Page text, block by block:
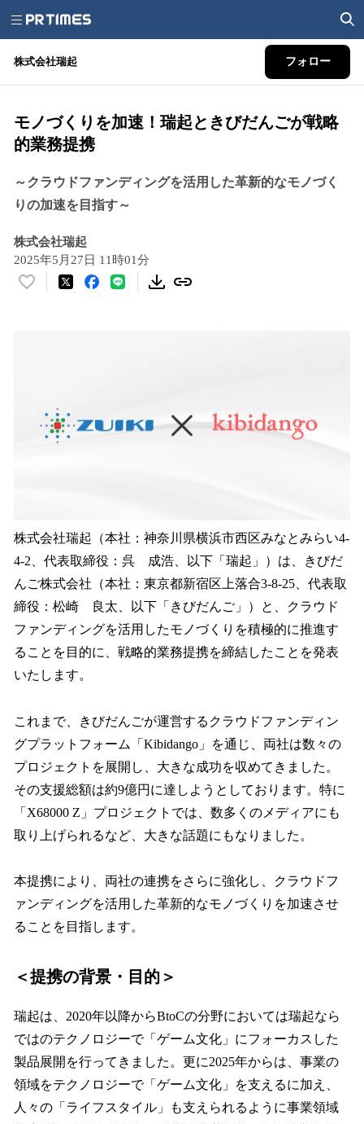
株式会社瑞起 フォロー
モノづくりを加速！瑞起ときびだんごが戦略
的業務提携
～クラウドファンディングを活用した革新的なモノづく
りの加速を目指す～
株式会社瑞起
2025年5月27日 11時01分
い
株式会社瑞起（本社：神奈川県横浜市西区みなとみらい4‐
4‐2、代表取締役：呉 成浩、以下「瑞起」）は、きびだ
んご株式会社（本社：東京都新宿区上落合3-8-25、代表取
締役：松崎 良太、以下「きびだんご」）と、クラウド
ファンディングを活用したモノづくりを積極的に推進す
ることを目的に、戦略的業務提携を締結したことを発表
いたします。
これまで、きびだんごが運営するクラウドファンディン
グプラットフォーム「Kibidango」を通じ、両社は数々の
プロジェクトを展開し、大きな成功を収めてきました。
その支援総額は約9億円に達しようとしております。特に
「X68000 Z」プロジェクトでは、数多くのメディアにも
取り上げられるなど、大きな話題にもなりました。
本提携により、両社の連携をさらに強化し、クラウドフ
ァンディングを活用した革新的なモノづくりを加速させ
ることを目指します。
＜提携の背景・目的＞
瑞起は、2020年以降からBtoCの分野においては瑞起なら
ではのテクノロジーで「ゲーム文化」にフォーカスした
製品展開を行ってきました。更に2025年からは、事業の
領域をテクノロジーで「ゲーム文化」を支えるに加え、
人々の「ライフスタイル」も支えられるように事業領域